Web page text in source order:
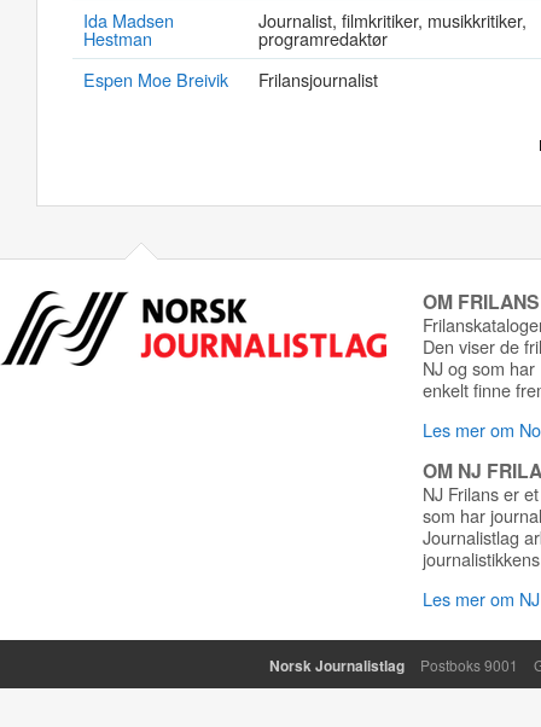
Ida Madsen
Hestman
Journalist, filmkritiker, musikkritiker,
programredaktør
Espen Moe Breivik
Frilansjournalist
OM
Den viser de
NJ og som
enkelt finne
Les mer om
OM NJ
NJ Frilans er
som har
Journalistlag
Les mer om
Norsk Journalistlag Postboks 9001